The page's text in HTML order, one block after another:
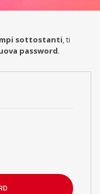
sottostanti, ti
password.